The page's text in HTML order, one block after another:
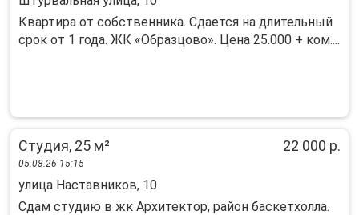
Квартира от собственника. Сдается на длительный
срок от 1 года. ЖК «Образцово». Цена 25.000 + ком....
Студия, 25 м² 22 000 р.
05.08.26 15:15
улица Наставников, 10
Сдам студию в жк Архитектор, район баскетхолла.